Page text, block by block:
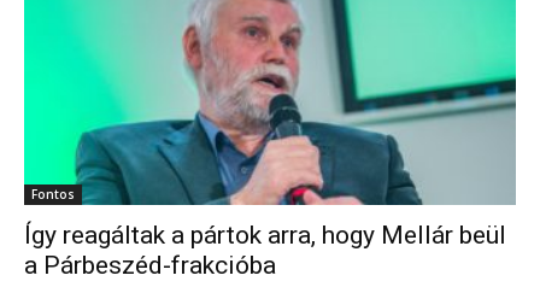
Fontos
Így reagáltak a pártok arra, hogy Mellár beül
a Párbeszéd-frakcióba